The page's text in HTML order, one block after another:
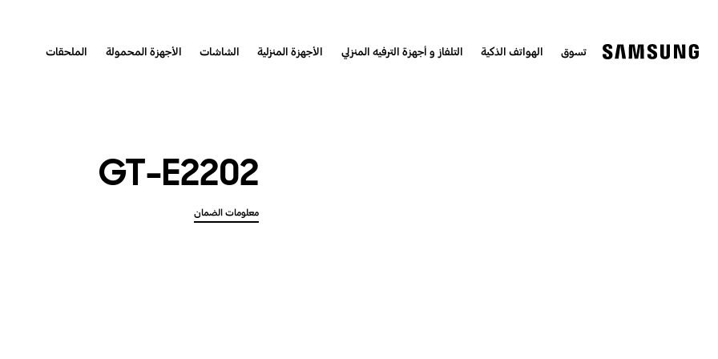
تسوق الهواتف الذكية التلفاز و أجهزة الترفيه المنزلي الأجهزة المنزلية الشاشات الأجهزة المحمولة الملحقات
GT-E2202
معلومات الضمان